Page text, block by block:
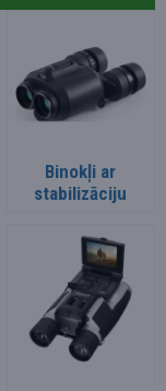
Binokļi ar
stabilizāciju